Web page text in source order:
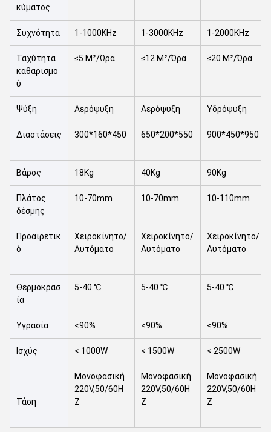
κύματος
Συχνότητα 1-1000KHz 1-3000KHz 1-2000KHz
Ταχύτητα
καθαρισμο
ύ
≤5 M²/Ώρα ≤12 M²/Ώρα ≤20 M²/Ώρα
Ψύξη Αερόψυξη Αερόψυξη Υδρόψυξη
Διαστάσεις 300*160*450 650*200*550 900*450*950
Βάρος 18Kg 40Kg 90Kg
Πλάτος
δέσμης
10-70mm 10-70mm 10-110mm
Προαιρετικ
ό
Χειροκίνητο/
Αυτόματο
Χειροκίνητο/
Αυτόματο
Χειροκίνητο/
Αυτόματο
Θερμοκρασ
ία
5-40 ℃ 5-40 ℃ 5-40 ℃
Υγρασία <90% <90% <90%
Ισχύς < 1000W < 1500W < 2500W
Τάση
Μονοφασική
220V,50/60H
Z
Μονοφασική
220V,50/60H
Z
Μονοφασική
220V,50/60H
Z